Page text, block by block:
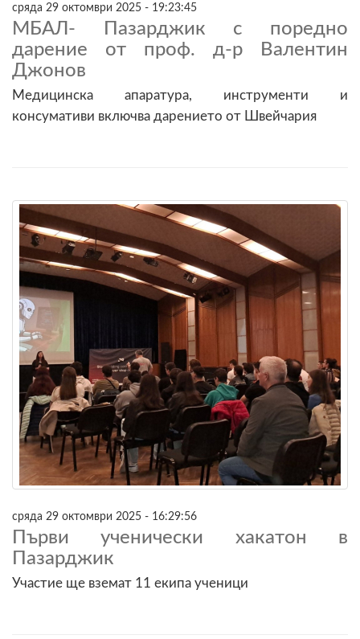
сряда 29 октомври 2025 - 19:23:45
МБАЛ- Пазарджик с поредно
дарение от проф. д-р Валентин
Джонов
Медицинска апаратура, инструменти и
консумативи включва дарението от Швейчария
сряда 29 октомври 2025 - 16:29:56
Първи ученически хакатон в
Пазарджик
Участие ще вземат 11 екипа ученици